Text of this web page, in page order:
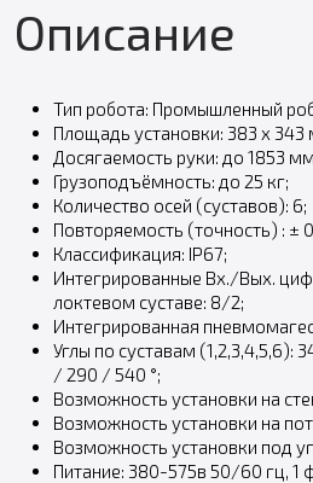
Описание
Тип робота: Промышленный
Площадь установки: 383 x 343
Досягаемость руки: до 1853
Грузоподъёмность: до 25 кг;
Количество осей (cуставов): 6;
Повторяемость (точность) : ±
Классификация: IP67;
Интегрированные Вх./Вых.
локтевом суставе: 8/2;
Интегрированная
Углы по суставам
/ 290 / 540 °;
Возможность установки на
Возможность установки на
Возможность установки под
Питание: 380-575в 50/60 гц, 1